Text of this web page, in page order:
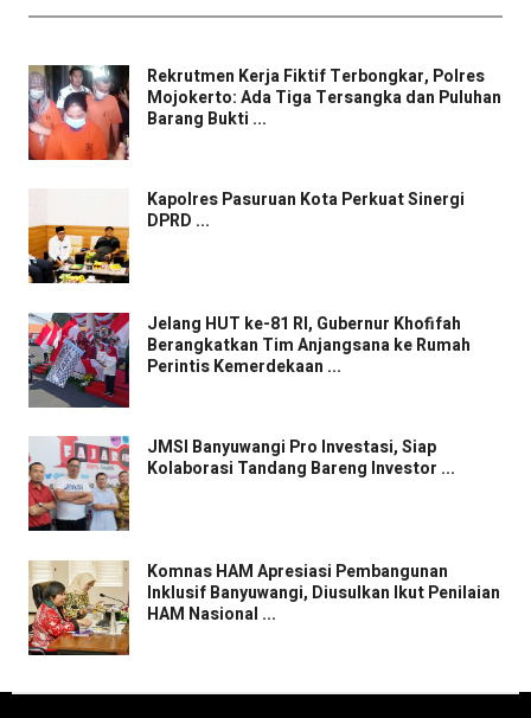
Rekrutmen Kerja Fiktif Terbongkar, Polres
Mojokerto: Ada Tiga Tersangka dan Puluhan
Barang Bukti ...
Kapolres Pasuruan Kota Perkuat Sinergi
DPRD ...
Jelang HUT ke-81 RI, Gubernur Khofifah
Berangkatkan Tim Anjangsana ke Rumah
Perintis Kemerdekaan ...
JMSI Banyuwangi Pro Investasi, Siap
Kolaborasi Tandang Bareng Investor ...
Komnas HAM Apresiasi Pembangunan
Inklusif Banyuwangi, Diusulkan Ikut Penilaian
HAM Nasional ...